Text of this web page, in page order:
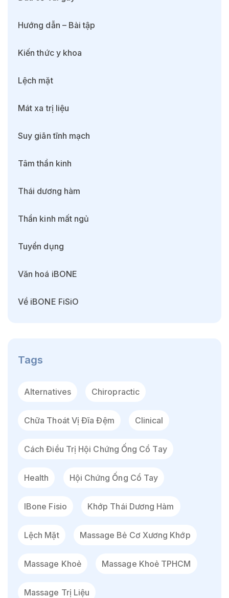
Hướng dẫn – Bài tập
Kiến thức y khoa
Lệch mặt
Mát xa trị liệu
Suy giãn tĩnh mạch
Tâm thần kinh
Thái dương hàm
Thần kinh mất ngủ
Tuyển dụng
Văn hoá iBONE
Về iBONE FiSiO
Tags
Alternatives Chiropractic
Chữa Thoát Vị Đĩa Đệm Clinical
Cách Điều Trị Hội Chứng Ống Cổ Tay
Health Hội Chứng Ống Cổ Tay
IBone Fisio Khớp Thái Dương Hàm
Lệch Mặt Massage Bẻ Cơ Xương Khớp
Massage Khoẻ Massage Khoẻ TPHCM
Massage Trị Liệu